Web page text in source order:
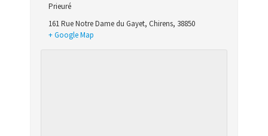
Prieuré
161 Rue Notre Dame du Gayet, Chirens, 38850
+ Google Map